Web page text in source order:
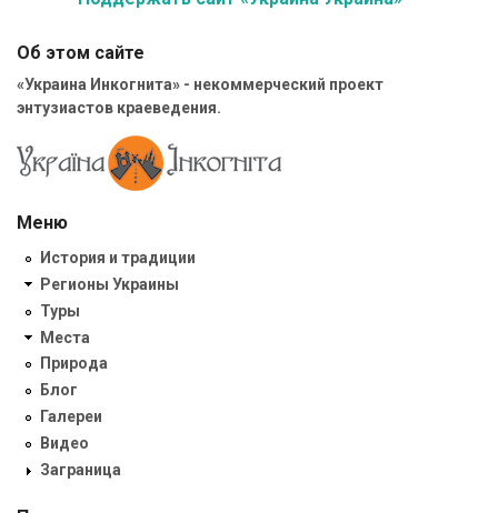
Об этом сайте
«Украина Инкогнита» - некоммерческий проект
энтузиастов краеведения.
Меню
История и традиции
Регионы Украины
Туры
Места
Природа
Блог
Галереи
Видео
Заграница